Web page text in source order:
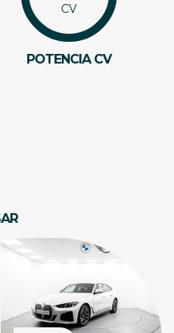
CV
POTENCIA CV